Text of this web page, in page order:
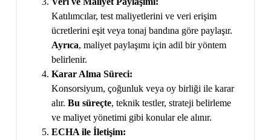
Katılımcılar, test maliyetlerini ve veri erişim
ücretlerini eşit veya tonaj bandına göre paylaşır.
Ayrıca, maliyet paylaşımı için adil bir yöntem
belirlenir.
Karar Alma Süreci:
Konsorsiyum, çoğunluk veya oy birliği ile karar
alır. Bu süreçte, teknik testler, strateji belirleme
ve maliyet yönetimi gibi konular ele alınır.
ECHA ile İletişim: